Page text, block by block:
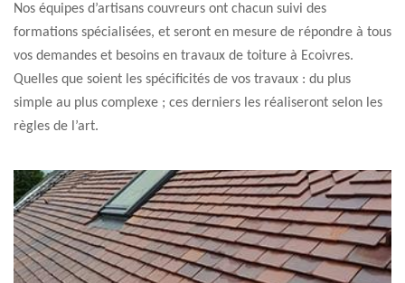
Nos équipes d’artisans couvreurs ont chacun suivi des
formations spécialisées, et seront en mesure de répondre à tous
vos demandes et besoins en travaux de toiture à Ecoivres.
Quelles que soient les spécificités de vos travaux : du plus
simple au plus complexe ; ces derniers les réaliseront selon les
règles de l’art.